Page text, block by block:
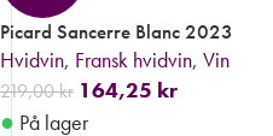
Picard Sancerre Blanc 2023
Hvidvin, Fransk hvidvin, Vin
219,00kr 164,25 kr
● På lager